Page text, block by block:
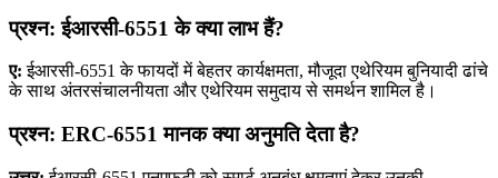
प्रश्न: ईआरसी-6551 के क्या लाभ हैं?
ए: ईआरसी-6551 के फायदों में बेहतर कार्यक्षमता, मौजूदा एथेरियम बुनियादी ढांचे
के साथ अंतरसंचालनीयता और एथेरियम समुदाय से समर्थन शामिल है।
प्रश्न: ERC-6551 मानक क्या अनुमति देता है?